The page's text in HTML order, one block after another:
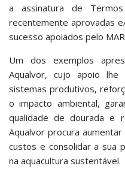
a assinatura de
recentemente aprovadas
sucesso apoiados pelo
Um dos exemplos
Aqualvor, cujo apoio
sistemas produtivos,
o impacto ambiental,
qualidade de dourada e
Aqualvor procura
custos e consolidar a sua
na aquacultura sustentável.